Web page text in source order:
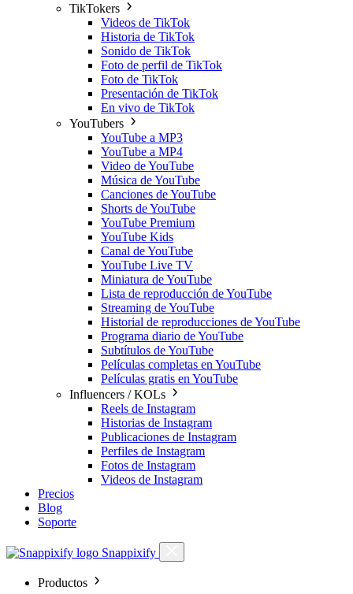
TikTokers
Videos de TikTok
Historia de TikTok
Sonido de TikTok
Foto de perfil de TikTok
Foto de TikTok
Presentación de TikTok
En vivo de TikTok
YouTubers
YouTube a MP3
YouTube a MP4
Video de YouTube
Música de YouTube
Canciones de YouTube
Shorts de YouTube
YouTube Premium
YouTube Kids
Canal de YouTube
YouTube Live TV
Miniatura de YouTube
Lista de reproducción de YouTube
Streaming de YouTube
Historial de reproducciones de YouTube
Programa diario de YouTube
Subtítulos de YouTube
Películas completas en YouTube
Películas gratis en YouTube
Influencers / KOLs
Reels de Instagram
Historias de Instagram
Publicaciones de Instagram
Perfiles de Instagram
Fotos de Instagram
Videos de Instagram
Precios
Blog
Soporte
Snappixify
Productos